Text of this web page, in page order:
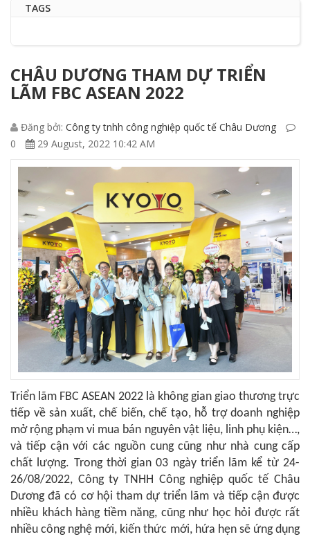
TAGS
CHÂU DƯƠNG THAM DỰ TRIỂN
LÃM FBC ASEAN 2022
Đăng bởi: Công ty tnhh công nghiệp quốc tế Châu Dương
0
29 August, 2022 10:42 AM
Triển lãm FBC ASEAN 2022 là không gian giao thương trực
tiếp về sản xuất, chế biến, chế tạo, hỗ trợ doanh nghiệp
mở rộng phạm vi mua bán nguyên vật liệu, linh phụ kiện…,
và tiếp cận với các nguồn cung cũng như nhà cung cấp
chất lượng. Trong thời gian 03 ngày triển lãm kể từ 24-
26/08/2022, Công ty TNHH Công nghiệp quốc tế Châu
Dương đã có cơ hội tham dự triển lãm và tiếp cận được
nhiều khách hàng tiềm năng, cũng như học hỏi được rất
nhiều công nghệ mới, kiến thức mới, hứa hẹn sẽ ứng dụng